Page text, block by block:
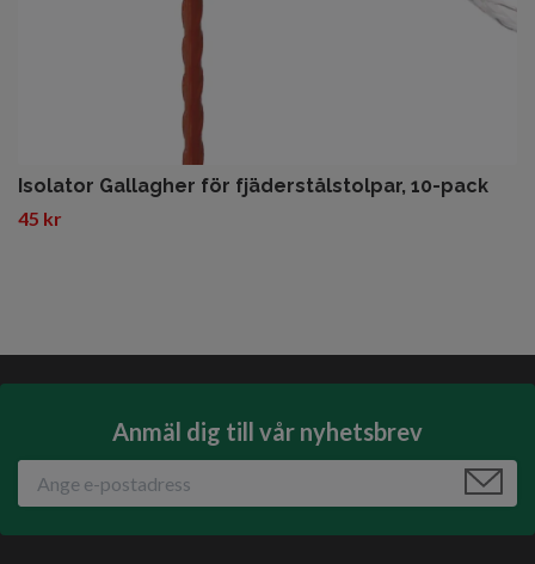
Isolator Gallagher för fjäderstålstolpar, 10-pack
45 kr
Anmäl dig till vår nyhetsbrev